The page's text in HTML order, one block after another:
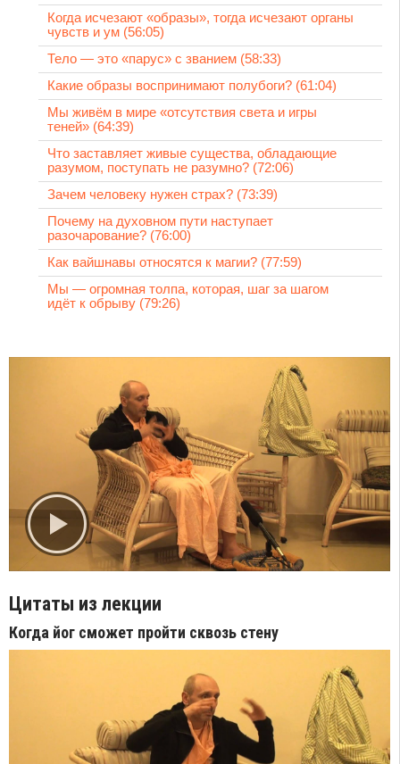
Когда исчезают «образы», тогда исчезают органы
чувств и ум (56:05)
Тело — это «парус» с званием (58:33)
Какие образы воспринимают полубоги? (61:04)
Мы живём в мире «отсутствия света и игры
теней» (64:39)
Что заставляет живые существа, обладающие
разумом, поступать не разумно? (72:06)
Зачем человеку нужен страх? (73:39)
Почему на духовном пути наступает
разочарование? (76:00)
Как вайшнавы относятся к магии? (77:59)
Мы — огромная толпа, которая, шаг за шагом
идёт к обрыву (79:26)
Цитаты из лекции
Когда йог сможет пройти сквозь стену